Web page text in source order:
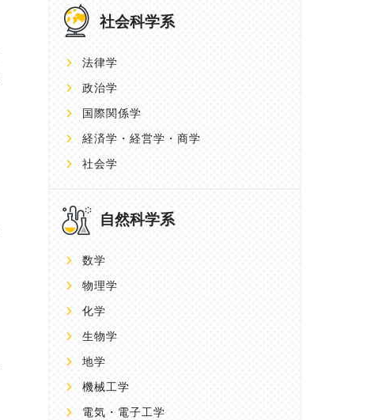
社会科学系
法律学
政治学
国際関係学
経済学・経営学・商学
社会学
自然科学系
数学
物理学
化学
生物学
地学
機械工学
電気・電子工学